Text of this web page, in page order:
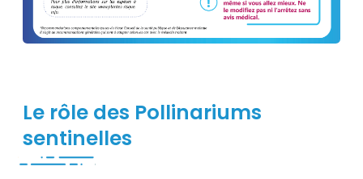
Le rôle des Pollinariums
sentinelles